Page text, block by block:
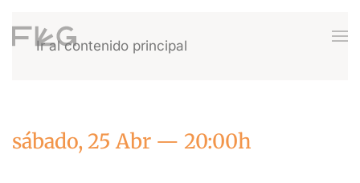
Ir al contenido principal
sábado, 25 Abr — 20:00h